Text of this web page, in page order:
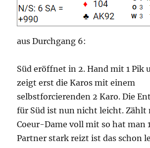
aus Durchgang 6:
Süd eröffnet in 2. Hand mit 1 Pik
zeigt erst die Karos mit einem
selbstforcierenden 2 Karo. Die
für Süd ist nun nicht leicht. Zählt
Coeur-Dame voll mit so hat man
Partner stark reizt ist das schon